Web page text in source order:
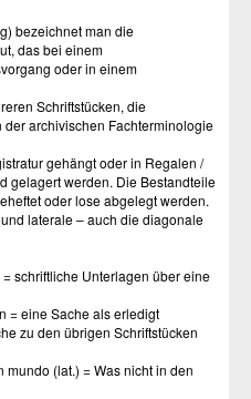
bezeichnet man die
das bei einem
oder in einem
Schriftstücken, die
archivischen Fachterminologie
gehängt oder in Regalen /
gelagert werden. Die Bestandteile
oder lose abgelegt werden.
laterale – auch die diagonale
schriftliche Unterlagen über eine
= eine Sache als erledigt
zu den übrigen Schriftstücken
(lat.) = Was nicht in den